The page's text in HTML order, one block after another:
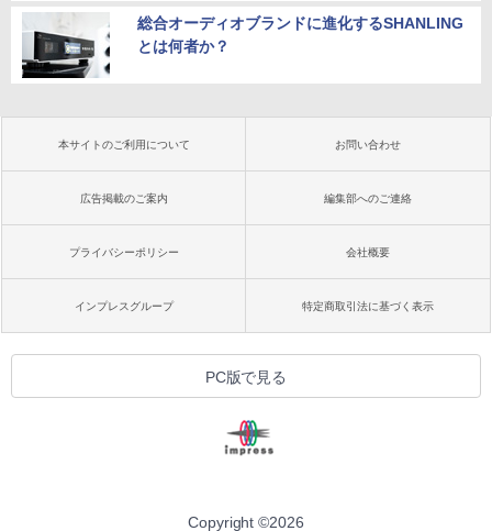
総合オーディオブランドに進化するSHANLING
とは何者か？
本サイトのご利用について お問い合わせ
広告掲載のご案内 編集部へのご連絡
プライバシーポリシー 会社概要
インプレスグループ 特定商取引法に基づく表示
PC版で見る
Copyright ©2026